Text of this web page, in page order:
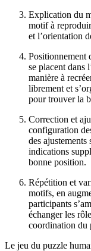
Explication du
motif à
et l’orientation
Positionnement
se placent dans
manière à
librement et
pour trouver la
Correction et
configuration
des ajustements
indications
bonne position.
Répétition et
motifs, en
participants
échanger les
coordination du
Le jeu du puzzle